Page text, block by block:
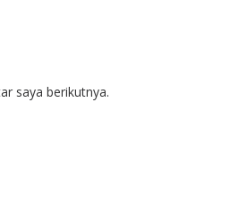
saya berikutnya.